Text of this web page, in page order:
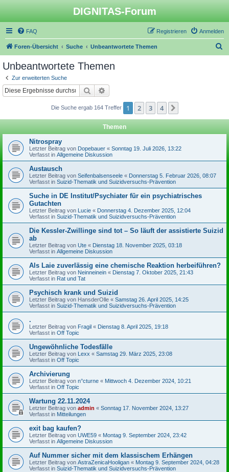
DIGNITAS-Forum
FAQ Anmelden
Registrieren
Foren-Übersicht Suche Unbeantwortete Themen
Unbeantwortete Themen
Zur erweiterten Suche
Suche
Die Suche ergab 164 Treffer 1 2 3 4
Themen
Nitrospray
Letzter Beitrag von Dopebauer « Sonntag 19. Juli 2026, 13:22
Verfasst in Allgemeine Diskussion
Austausch
Letzter Beitrag von Seifenbalsenseele « Donnerstag 5. Februar 2026, 08:07
Verfasst in Suizid-Thematik und Suizidversuchs-Prävention
Suche in DE Institut/Psychiater für ein psychiatrisches
Gutachten
Letzter Beitrag von Lucie « Donnerstag 4. Dezember 2025, 12:04
Verfasst in Suizid-Thematik und Suizidversuchs-Prävention
Die Kessler-Zwillinge sind tot – So läuft der assistierte Suizid
ab
Letzter Beitrag von Ute « Dienstag 18. November 2025, 03:18
Verfasst in Allgemeine Diskussion
Als Laie zuverlässig eine chemische Reaktion herbeiführen?
Letzter Beitrag von Neinneinein « Dienstag 7. Oktober 2025, 21:43
Verfasst in Rat und Tat
Psychisch krank und Suizid
Letzter Beitrag von HansderOlle « Samstag 26. April 2025, 14:25
Verfasst in Suizid-Thematik und Suizidversuchs-Prävention
.
Letzter Beitrag von Fragil « Dienstag 8. April 2025, 19:18
Verfasst in Off Topic
Ungewöhnliche Todesfälle
Letzter Beitrag von Lexx « Samstag 29. März 2025, 23:08
Verfasst in Off Topic
Archivierung
Letzter Beitrag von n°cturne « Mittwoch 4. Dezember 2024, 10:21
Verfasst in Off Topic
Wartung 22.11.2024
Letzter Beitrag von admin « Sonntag 17. November 2024, 13:27
Verfasst in Mitteilungen
exit bag kaufen?
Letzter Beitrag von UWE59 « Montag 9. September 2024, 23:42
Verfasst in Allgemeine Diskussion
Auf Nummer sicher mit dem klassischem Erhängen
Letzter Beitrag von AstraZenicaHooligan « Montag 9. September 2024, 04:28
Verfasst in Suizid-Thematik und Suizidversuchs-Prävention